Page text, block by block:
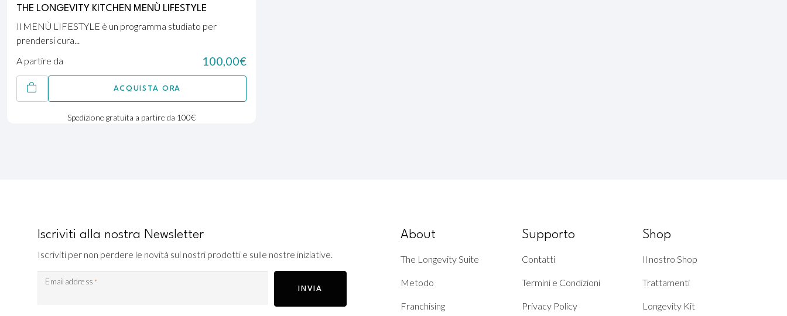
THE LONGEVITY KITCHEN MENÙ LIFESTYLE
Il MENÙ LIFESTYLE è un programma studiato per
prendersi cura...
A partire da
100,00€
ACQUISTA ORA
Spedizione gratuita a partire da 100€
Iscriviti alla nostra Newsletter
Iscriviti per non perdere le novità sui nostri prodotti e sulle nostre iniziative.
Email address *
INVIA
About
The Longevity Suite
Metodo
Franchising
Supporto
Contatti
Termini e Condizioni
Privacy Policy
Shop
Il nostro Shop
Trattamenti
Longevity Kit